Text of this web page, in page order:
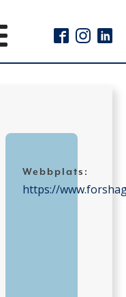
Webbplats:
https://